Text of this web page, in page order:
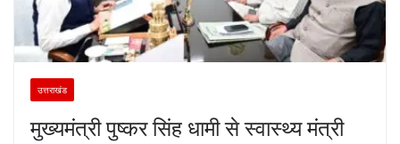
उत्तराखंड
मुख्यमंत्री पुष्कर सिंह धामी से स्वास्थ्य मंत्री